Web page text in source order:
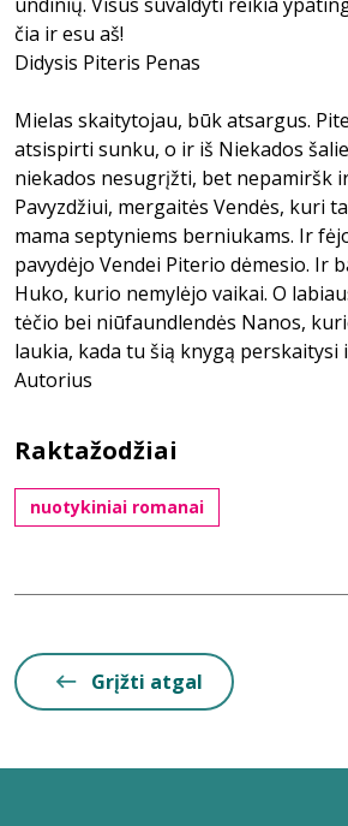
čia ir esu aš!
Didysis Piteris Penas
Mielas skaitytojau, būk atsargus.
atsispirti sunku, o ir iš Niekados
niekados nesugrįžti, bet nepamiršk
Pavyzdžiui, mergaitės Vendės, kuri
mama septyniems berniukams. Ir
pavydėjo Vendei Piterio dėmesio. Ir
Huko, kurio nemylėjo vaikai. O
tėčio bei niūfaundlendės Nanos,
laukia, kada tu šią knygą perskaitysi
Autorius
Raktažodžiai
nuotykiniai romanai
Grįžti atgal